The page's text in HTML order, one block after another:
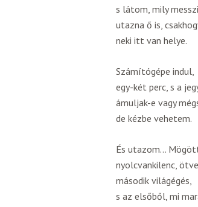
s látom, mily
utazna ő is,
neki itt van helye.
Számítógépe indul,
egy-két perc, s a
ámuljak-e vagy
de kézbe vehetem.
És utazom…
nyolcvankilenc,
második világégés,
s az elsőből, mi